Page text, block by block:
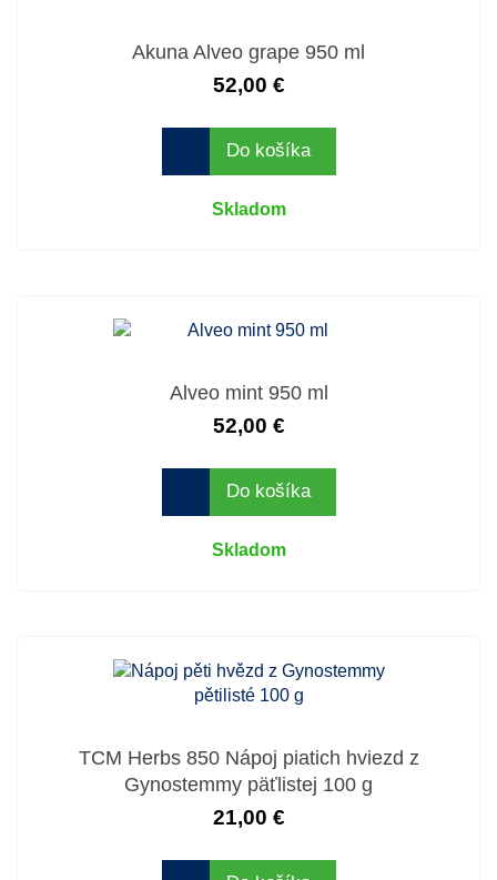
Akuna Alveo grape 950 ml
52,00 €
Do košíka
Skladom
Alveo mint 950 ml
52,00 €
Do košíka
Skladom
TCM Herbs 850 Nápoj piatich hviezd z
Gynostemmy päťlistej 100 g
21,00 €